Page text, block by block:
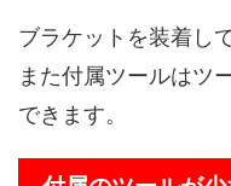
ブラケットを装着し
また付属ツールはツ
できます。